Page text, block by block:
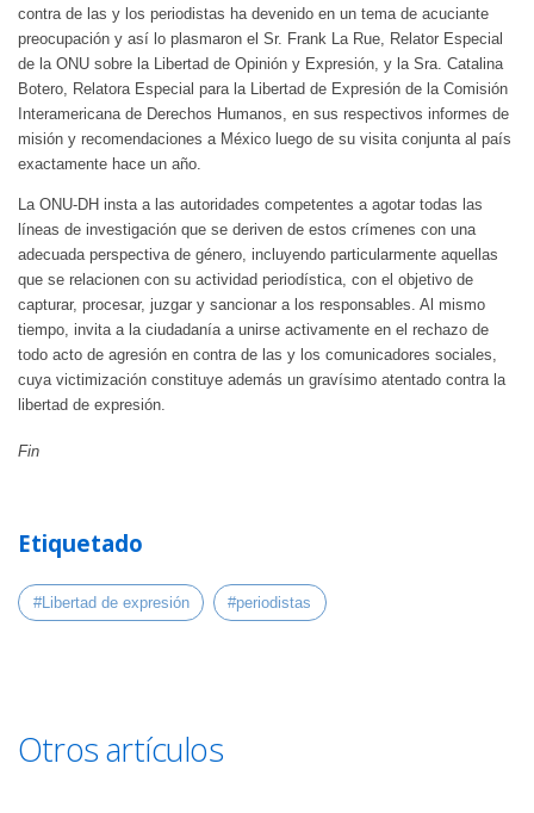
contra de las y los periodistas ha devenido en un tema de acuciante
preocupación y así lo plasmaron el Sr. Frank La Rue, Relator Especial
de la ONU sobre la Libertad de Opinión y Expresión, y la Sra. Catalina
Botero, Relatora Especial para la Libertad de Expresión de la Comisión
Interamericana de Derechos Humanos, en sus respectivos informes de
misión y recomendaciones a México luego de su visita conjunta al país
exactamente hace un año.
La ONU-DH insta a las autoridades competentes a agotar todas las
líneas de investigación que se deriven de estos crímenes con una
adecuada perspectiva de género, incluyendo particularmente aquellas
que se relacionen con su actividad periodística, con el objetivo de
capturar, procesar, juzgar y sancionar a los responsables. Al mismo
tiempo, invita a la ciudadanía a unirse activamente en el rechazo de
todo acto de agresión en contra de las y los comunicadores sociales,
cuya victimización constituye además un gravísimo atentado contra la
libertad de expresión.
Fin
Etiquetado
#Libertad de expresión #periodistas
Otros artículos